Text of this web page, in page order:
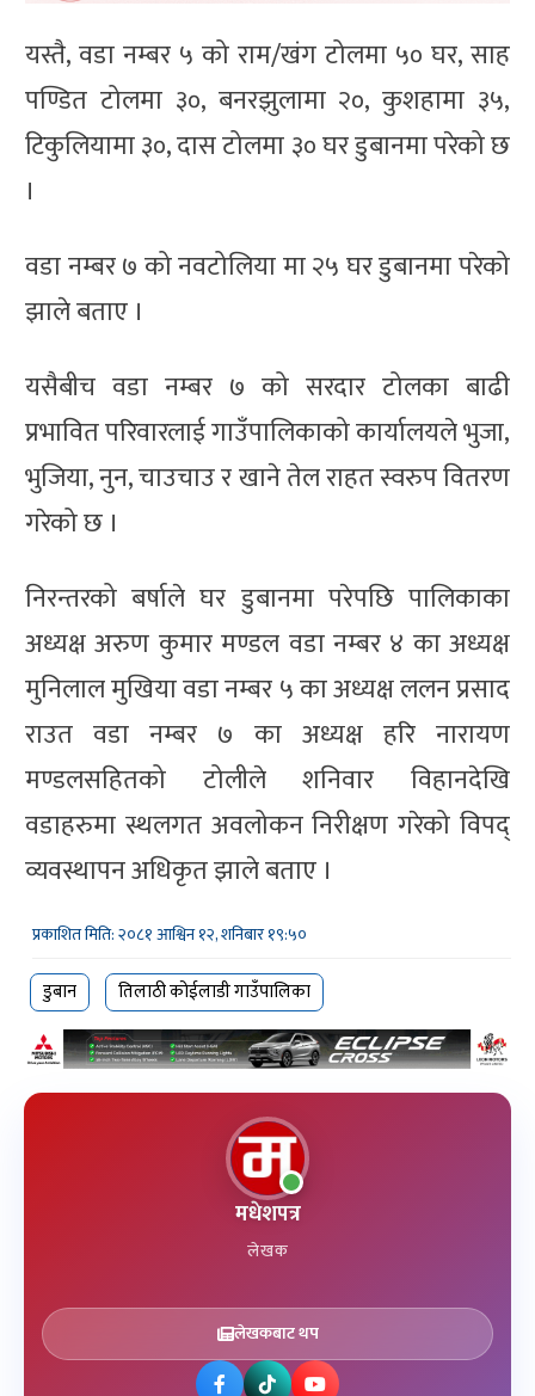
यस्तै, वडा नम्बर ५ को राम/खंग टोलमा ५० घर, साह
पण्डित टोलमा ३०, बनरझुलामा २०, कुशहामा ३५,
टिकुलियामा ३०, दास टोलमा ३० घर डुबानमा परेको छ
।
वडा नम्बर ७ को नवटोलिया मा २५ घर डुबानमा परेको
झाले बताए ।
यसैबीच वडा नम्बर ७ को सरदार टोलका बाढी
प्रभावित परिवारलाई गाउँपालिकाको कार्यालयले भुजा,
भुजिया, नुन, चाउचाउ र खाने तेल राहत स्वरुप वितरण
गरेको छ ।
निरन्तरको बर्षाले घर डुबानमा परेपछि पालिकाका
अध्यक्ष अरुण कुमार मण्डल वडा नम्बर ४ का अध्यक्ष
मुनिलाल मुखिया वडा नम्बर ५ का अध्यक्ष ललन प्रसाद
राउत वडा नम्बर ७ का अध्यक्ष हरि नारायण
मण्डलसहितको टोलीले शनिवार विहानदेखि
वडाहरुमा स्थलगत अवलोकन निरीक्षण गरेको विपद्
व्यवस्थापन अधिकृत झाले बताए ।
प्रकाशित मिति: २०८१ आश्विन १२, शनिबार १९:५०
डुबान तिलाठी कोईलाडी गाउँपालिका
मधेशपत्र
लेखक
लेखकबाट थप